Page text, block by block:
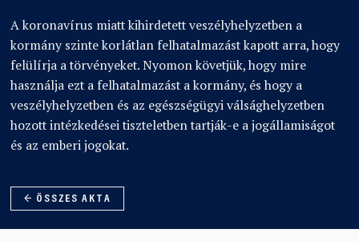
A koronavírus miatt kihirdetett veszélyhelyzetben a
kormány szinte korlátlan felhatalmazást kapott arra, hogy
felülírja a törvényeket. Nyomon követjük, hogy mire
használja ezt a felhatalmazást a kormány, és hogy a
veszélyhelyzetben és az egészségügyi válsághelyzetben
hozott intézkedései tiszteletben tartják-e a jogállamiságot
és az emberi jogokat.
← ÖSSZES AKTA